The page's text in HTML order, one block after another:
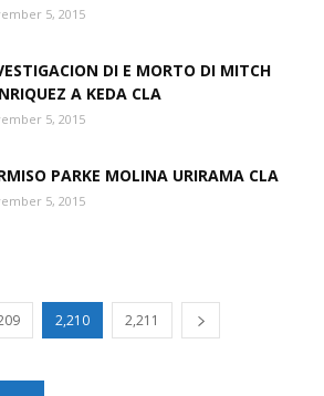
5, 2015
DI E MORTO DI MITCH
A KEDA CLA
5, 2015
PARKE MOLINA URIRAMA CLA
5, 2015
2,210 2,211